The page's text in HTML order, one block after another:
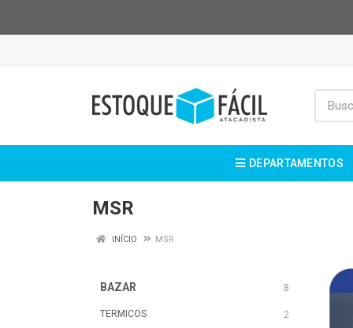
DEPARTAMENTOS
MSR
INÍCIO MSR
BAZAR 8
TERMICOS 2